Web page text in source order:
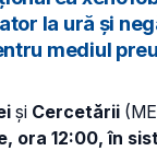
la ură și
mediul
și Cercetării
ora 12:00, în